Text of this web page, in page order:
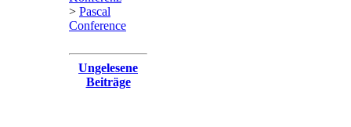
> Pascal
Conference
Ungelesene
Beiträge